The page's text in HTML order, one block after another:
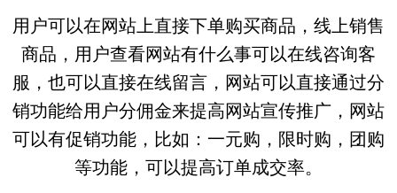
用户可以在网站上直接下单购买商品，线上销售
商品，用户查看网站有什么事可以在线咨询客
服，也可以直接在线留言，网站可以直接通过分
销功能给用户分佣金来提高网站宣传推广，网站
可以有促销功能，比如：一元购，限时购，团购
等功能，可以提高订单成交率。